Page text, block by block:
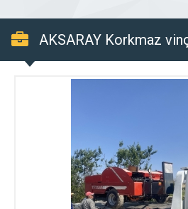
AKSARAY Korkmaz